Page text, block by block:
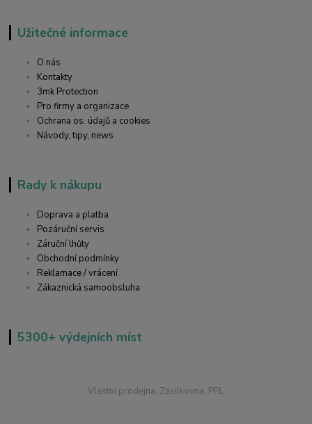
Užitečné informace
O nás
Kontakty
3mk Protection
Pro firmy a organizace
Ochrana os. údajů a cookies
Návody, tipy, news
Rady k nákupu
Doprava a platba
Pozáruční servis
Záruční lhůty
Obchodní podmínky
Reklamace / vrácení
Zákaznická samoobsluha
5300+ výdejních míst
Vlastní prodejna, Zásilkovna, PPL